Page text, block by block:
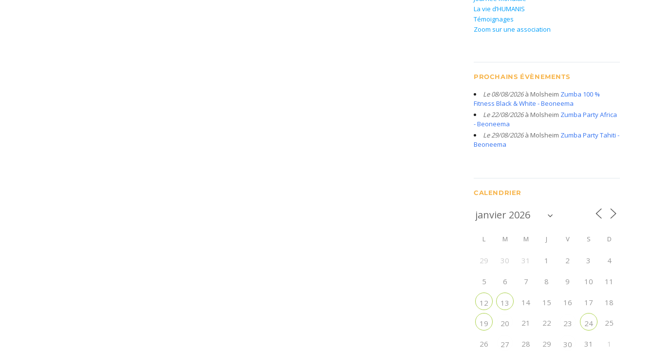
La vie d’HUMANIS
Témoignages
Zoom sur une association
PROCHAINS ÉVÈNEMENTS
Le 08/08/2026à Molsheim Zumba 100 %
Fitness Black & White - Beoneema
Le 22/08/2026à Molsheim Zumba Party Africa
- Beoneema
Le 29/08/2026à Molsheim Zumba Party Tahiti -
Beoneema
CALENDRIER
L M M J V S D
29 30 31 1 2 3 4
5 6 7 8 9 10 11
12 13 14 15 16 17 18
19 20 21 22 23 24 25
26 27 28 29 30 31 1